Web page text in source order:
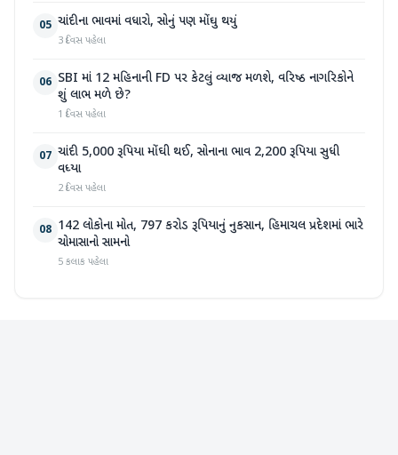
05 ચાંદીના ભાવમાં વધારો, સોનું પણ મોંઘુ થયું
3 દિવસ પહેલા
06 SBI માં 12 મહિનાની FD પર કેટલું વ્યાજ મળશે, વરિષ્ઠ નાગરિકોને
શું લાભ મળે છે?
1 દિવસ પહેલા
07 ચાંદી 5,000 રૂપિયા મોંઘી થઈ, સોનાના ભાવ 2,200 રૂપિયા સુધી
વધ્યા
2 દિવસ પહેલા
08 142 લોકોના મોત, 797 કરોડ રૂપિયાનું નુકસાન, હિમાચલ પ્રદેશમાં ભારે
ચોમાસાનો સામનો
5 કલાક પહેલા